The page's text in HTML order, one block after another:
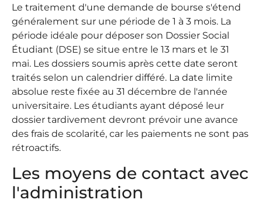
Le traitement d'une demande de bourse s'étend
généralement sur une période de 1 à 3 mois. La
période idéale pour déposer son Dossier Social
Étudiant (DSE) se situe entre le 13 mars et le 31
mai. Les dossiers soumis après cette date seront
traités selon un calendrier différé. La date limite
absolue reste fixée au 31 décembre de l'année
universitaire. Les étudiants ayant déposé leur
dossier tardivement devront prévoir une avance
des frais de scolarité, car les paiements ne sont pas
rétroactifs.
Les moyens de contact avec
l'administration